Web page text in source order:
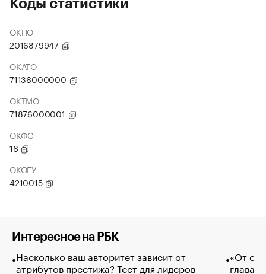
Коды статистики
ОКПО
2016879947
ОКАТО
71136000000
ОКТМО
71876000001
ОКФС
16
ОКОГУ
4210015
Интересное на РБК
Насколько ваш авторитет зависит от
атрибутов престижа? Тест для лидеров
«От
глава